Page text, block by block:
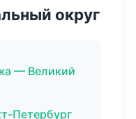
округ
— Великий
Петербург